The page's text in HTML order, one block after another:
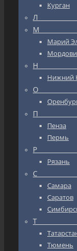
Курган
Марий
Нижний
Пенза
Пермь
Рязань
Самара
Саратов
Тюмень